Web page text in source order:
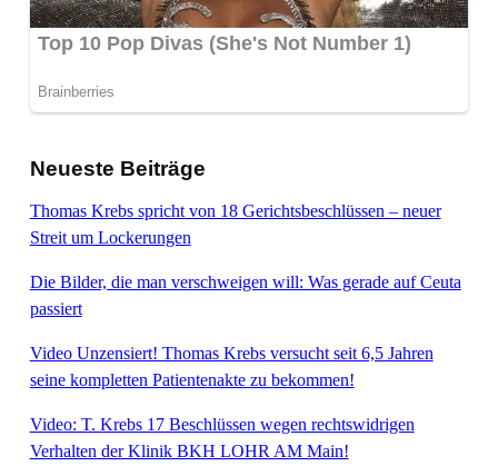
Neueste Beiträge
Thomas Krebs spricht von 18 Gerichtsbeschlüssen – neuer
Streit um Lockerungen
Die Bilder, die man verschweigen will: Was gerade auf Ceuta
passiert
Video Unzensiert! Thomas Krebs versucht seit 6,5 Jahren
seine kompletten Patientenakte zu bekommen!
Video: T. Krebs 17 Beschlüssen wegen rechtswidrigen
Verhalten der Klinik BKH LOHR AM Main!